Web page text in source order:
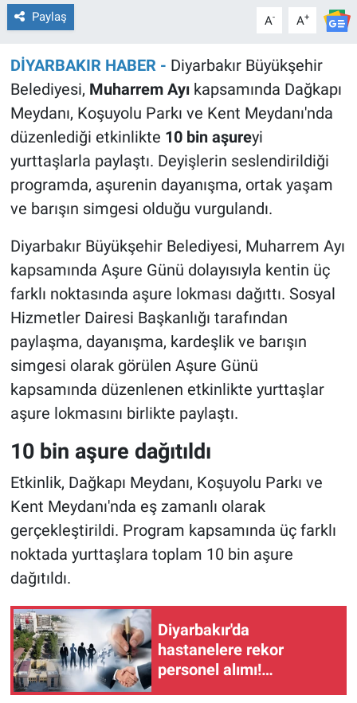
Paylaş A- A+
DİYARBAKIR HABER - Diyarbakır Büyükşehir
Belediyesi, Muharrem Ayıkapsamında Dağkapı
Meydanı, Koşuyolu Parkı ve Kent Meydanı'nda
düzenlediği etkinlikte 10 bin aşureyi
yurttaşlarla paylaştı. Deyişlerin seslendirildiği
programda, aşurenin dayanışma, ortak yaşam
ve barışın simgesi olduğu vurgulandı.
Diyarbakır Büyükşehir Belediyesi, Muharrem Ayı
kapsamında Aşure Günü dolayısıyla kentin üç
farklı noktasında aşure lokması dağıttı. Sosyal
Hizmetler Dairesi Başkanlığı tarafından
paylaşma, dayanışma, kardeşlik ve barışın
simgesi olarak görülen Aşure Günü
kapsamında düzenlenen etkinlikte yurttaşlar
aşure lokmasını birlikte paylaştı.
10 bin aşure dağıtıldı
Etkinlik, Dağkapı Meydanı, Koşuyolu Parkı ve
Kent Meydanı'nda eş zamanlı olarak
gerçekleştirildi. Program kapsamında üç farklı
noktada yurttaşlara toplam 10 bin aşure
dağıtıldı.
Diyarbakır'da
hastanelere rekor
personel alımı!
TEKNOLOJİ